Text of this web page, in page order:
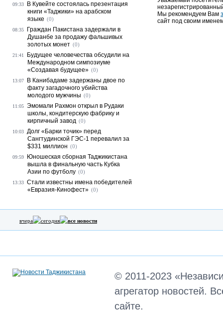
Мы рекомендуем Вам
сайт под своим
09:33
В Кувейте состоялась презентация
книги «Таджики» на арабском
языке (0)
08:35
Граждан Пакистана задержали в
Душанбе за продажу фальшивых
золотых монет (0)
21:41
Будущее человечества обсудили на
Международном симпозиуме
«Создавая будущее» (0)
13:07
В Канибадаме задержаны двое по
факту загадочного убийства
молодого мужчины (0)
11:05 Эмомали Рахмон открыл в Рудаки
школы, кондитерскую фабрику и
кирпичный завод (0)
10:03 Долг «Барки точик» перед
Сангтудинской ГЭС-1 перевалил за
$331 миллион (0)
09:59
Юношеская сборная Таджикистана
вышла в финальную часть Кубка
Азии по футболу (0)
13:33 Стали известны имена победителей
«Евразия-Кинофест» (0)
вчера сегодня все новости
© 2011-2023
агрегатор новостей.
сайте.